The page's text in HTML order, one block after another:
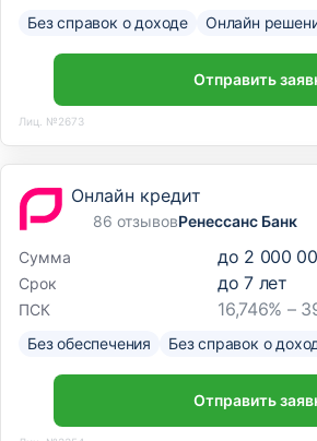
Без справок о доходе Онлайн
Отправить
Лиц. №2673
Онлайн кредит
86 отзывовРенессанс Банк
Сумма
до 2 000
Срок до7лет
ПСК 16,746% –
Без обеспечения Без справок о
Отправить